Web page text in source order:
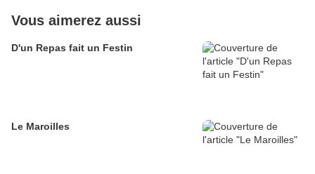
Vous aimerez aussi
D'un Repas fait un Festin
Le Maroilles